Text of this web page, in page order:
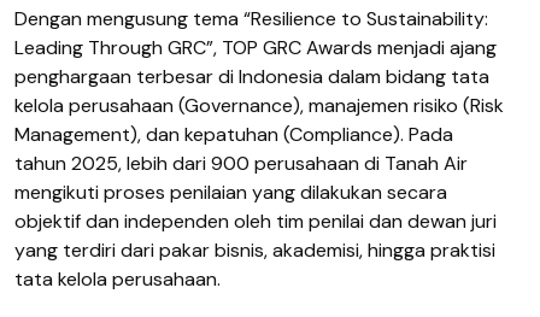
Dengan mengusung tema “Resilience to Sustainability:
Leading Through GRC”, TOP GRC Awards menjadi ajang
penghargaan terbesar di Indonesia dalam bidang tata
kelola perusahaan (Governance), manajemen risiko (Risk
Management), dan kepatuhan (Compliance). Pada
tahun 2025, lebih dari 900 perusahaan di Tanah Air
mengikuti proses penilaian yang dilakukan secara
objektif dan independen oleh tim penilai dan dewan juri
yang terdiri dari pakar bisnis, akademisi, hingga praktisi
tata kelola perusahaan.